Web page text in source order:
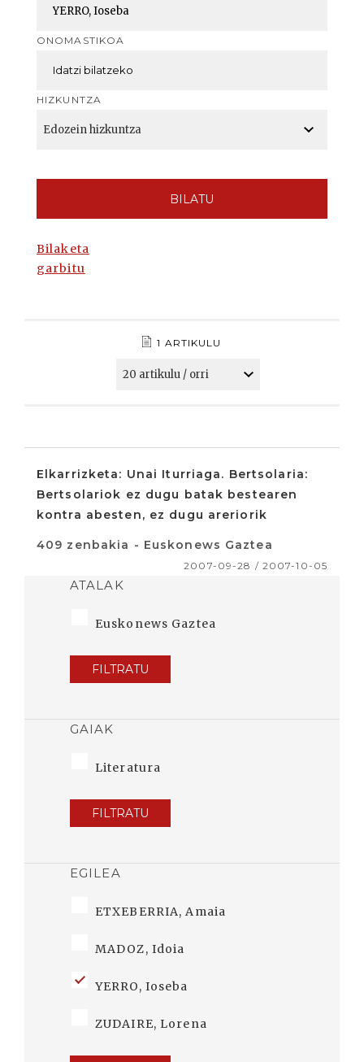
ONOMASTIKOA
HIZKUNTZA
BILATU
Bilaketa
garbitu
1 ARTIKULU
Elkarrizketa: Unai Iturriaga. Bertsolaria:
Bertsolariok ez dugu batak bestearen
kontra abesten, ez dugu areriorik
409 zenbakia - Euskonews Gaztea
2007-09-28 / 2007-10-05
ATALAK
Euskonews Gaztea
FILTRATU
GAIAK
Literatura
FILTRATU
EGILEA
ETXEBERRIA, Amaia
MADOZ, Idoia
YERRO, Ioseba
ZUDAIRE, Lorena